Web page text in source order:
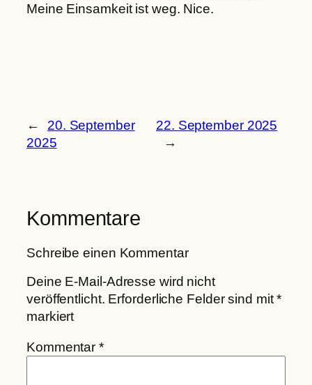
Meine Einsamkeit ist weg. Nice.
←
20. September
2025
22. September 2025
→
Kommentare
Schreibe einen Kommentar
Deine E-Mail-Adresse wird nicht
veröffentlicht. Erforderliche Felder sind mit*
markiert
Kommentar*